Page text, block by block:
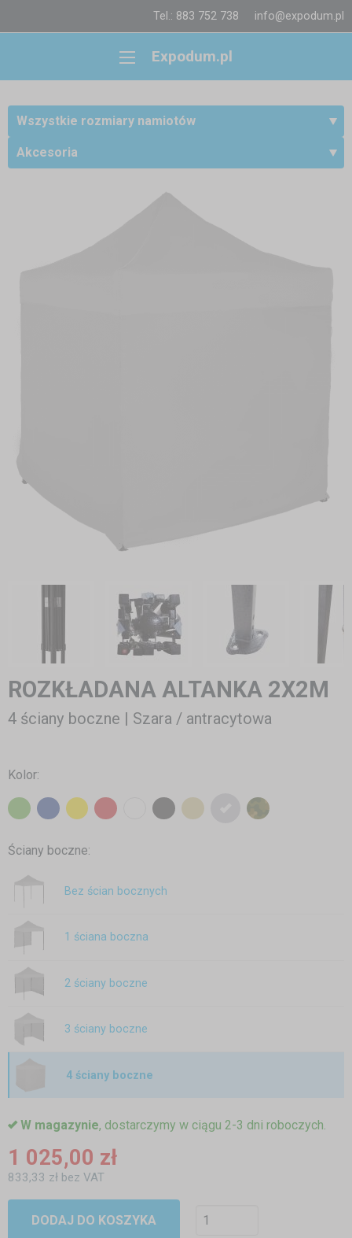
Tel.: 883 752 738 info@expodum.pl
Expodum.pl
Wszystkie rozmiary namiotów
Akcesoria
ROZKŁADANA ALTANKA 2X2M
4 ściany boczne | Szara / antracytowa
Kolor:
Ściany boczne:
Bez ścian bocznych
1 ściana boczna
2 ściany boczne
3 ściany boczne
4 ściany boczne
W magazynie, dostarczymy w ciągu 2-3 dni roboczych.
1 025,00 zł
833,33 zł bez VAT
DODAJ DO KOSZYKA